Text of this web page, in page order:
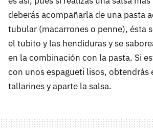
deberás acompañarla de una pasta
tubular (macarrones o penne), ésta
el tubito y las hendiduras y se
en la combinación con la pasta. Si
con unos espagueti lisos, obtendrás
tallarines y aparte la salsa.